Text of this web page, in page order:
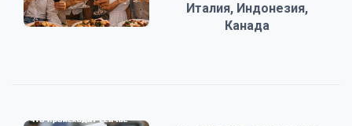
Италия, Индонезия,
Канада